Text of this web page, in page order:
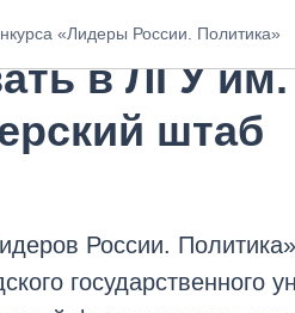
«Лидеры России. Политика»
Арсений
в ЛГУ
штаб
России.
государственного